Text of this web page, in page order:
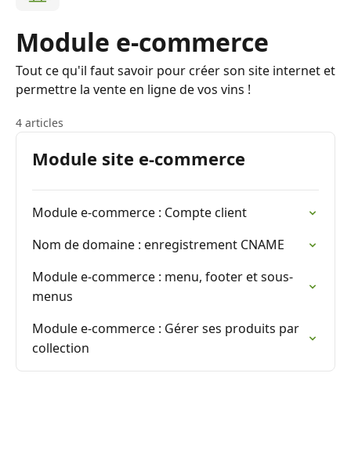
Module e-commerce
Tout ce qu'il faut savoir pour créer son site internet et
permettre la vente en ligne de vos vins !
4 articles
Module site e-commerce
Module e-commerce : Compte client
Nom de domaine : enregistrement CNAME
Module e-commerce : menu, footer et sous-
menus
Module e-commerce : Gérer ses produits par
collection